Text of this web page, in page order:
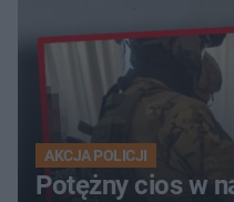
AKCJA POLICJI
Potężny cios w